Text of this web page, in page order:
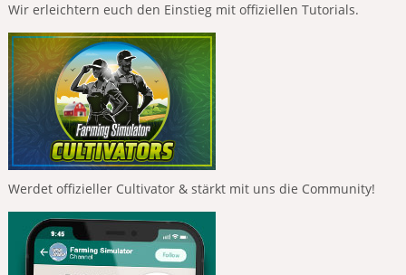
Wir erleichtern euch den Einstieg mit offiziellen Tutorials.
Werdet offizieller Cultivator & stärkt mit uns die Community!